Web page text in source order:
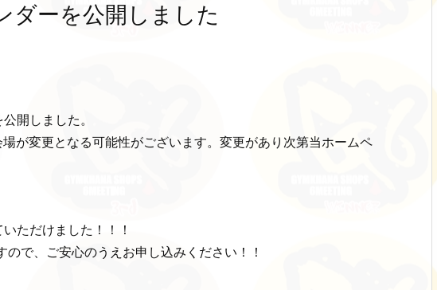
ダーを公開しました
開しました。
が変更となる可能性がございます。変更があり次第当ホームペ
ただけました！！！
で、ご安心のうえお申し込みください！！